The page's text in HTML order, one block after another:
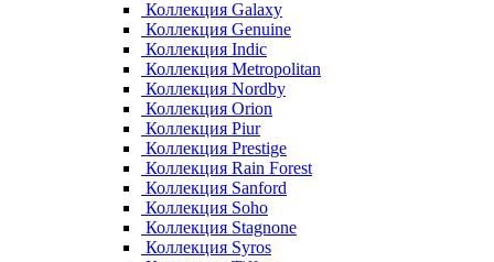
Коллекция Galaxy
Коллекция Genuine
Коллекция Indic
Коллекция Metropolitan
Коллекция Nordby
Коллекция Orion
Коллекция Piur
Коллекция Prestige
Коллекция Rain Forest
Коллекция Sanford
Коллекция Soho
Коллекция Stagnone
Коллекция Syros